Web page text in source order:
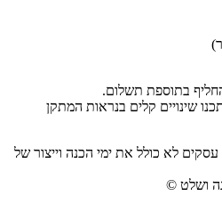
בתוספת תשלום.
שינויים קלים בנראות המתקן
עד הבית עד 7 ימי עסקים לא כולל את ימי הכנה וייצור של